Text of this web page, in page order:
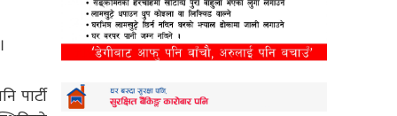
पार्टी